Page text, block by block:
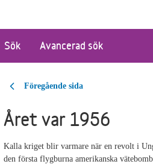
Sök Avancerad sök
Föregående sida
Året var 1956
Kalla kriget blir varmare när en revolt i
den första flygburna amerikanska